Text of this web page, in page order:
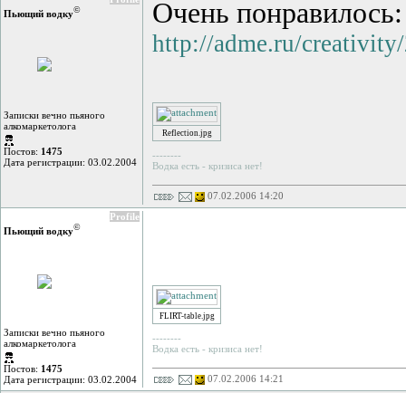
Пьющий водку©
Записки вечно пьяного
алкомаркетолога
Постов: 1475
Дата регистрации: 03.02.2004
Очень понравилось:
http://adme.ru/
Reflection.jpg
--------
Водка есть - кризиса нет!
07.02.2006 14:20
Profile
Пьющий водку©
Записки вечно пьяного
алкомаркетолога
Постов: 1475
Дата регистрации: 03.02.2004
FLIRT-table.jpg
--------
Водка есть - кризиса нет!
07.02.2006 14:21